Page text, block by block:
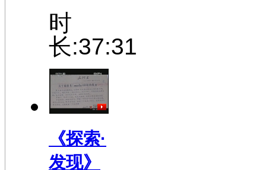
时
长:37:31
《探索·
发现》